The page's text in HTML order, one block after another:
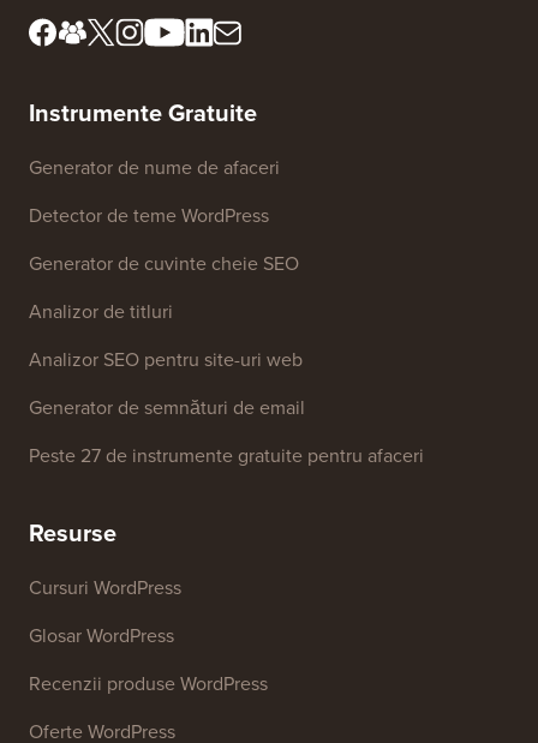
Cunoaște consiliul nostru
de revizuire
Presă & Resurse de brand
Instrumente Gratuite
Generator de nume de afaceri
Detector de teme WordPress
Generator de cuvinte cheie SEO
Analizor SEO pentru site-uri web
Generator de semnături de email
Peste 27 de instrumente gratuite pentru afaceri
Resurse